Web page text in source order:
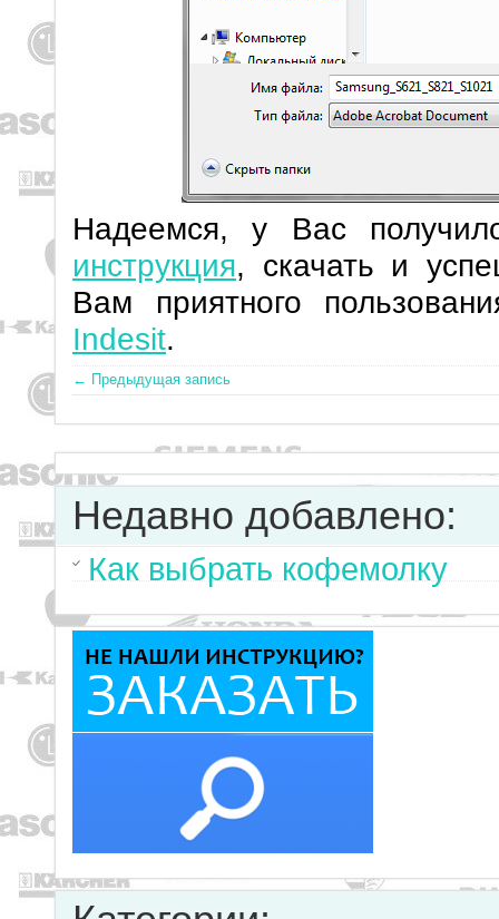
Надеемся, у Вас
инструкция, скачать и
Вам приятного
Indesit.
← Предыдущая запись
Недавно добавлено:
Как выбрать кофемолку